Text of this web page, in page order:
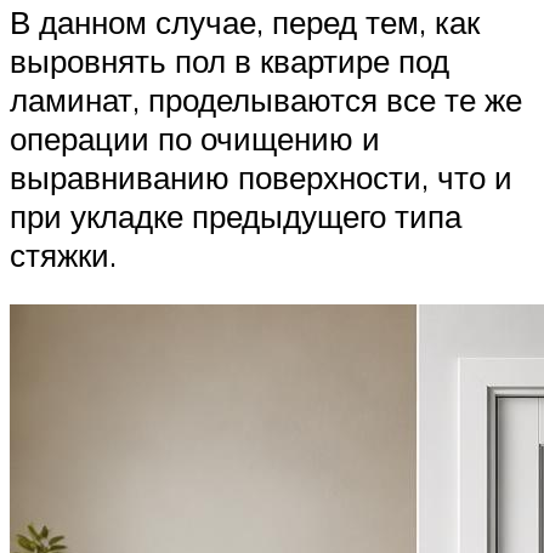
В данном случае, перед тем, как
выровнять пол в квартире под
ламинат, проделываются все те же
операции по очищению и
выравниванию поверхности, что и
при укладке предыдущего типа
стяжки.